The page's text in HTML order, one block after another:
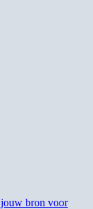
bron voor